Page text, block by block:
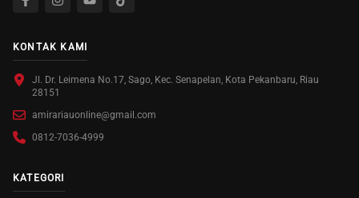
KONTAK KAMI
Jl. Dr. Leimena No.17, Sago, Kec. Senapelan, Kota Pekanbaru, Riau
28151
amirariauonline@gmail.com
0812-7036-4999
KATEGORI